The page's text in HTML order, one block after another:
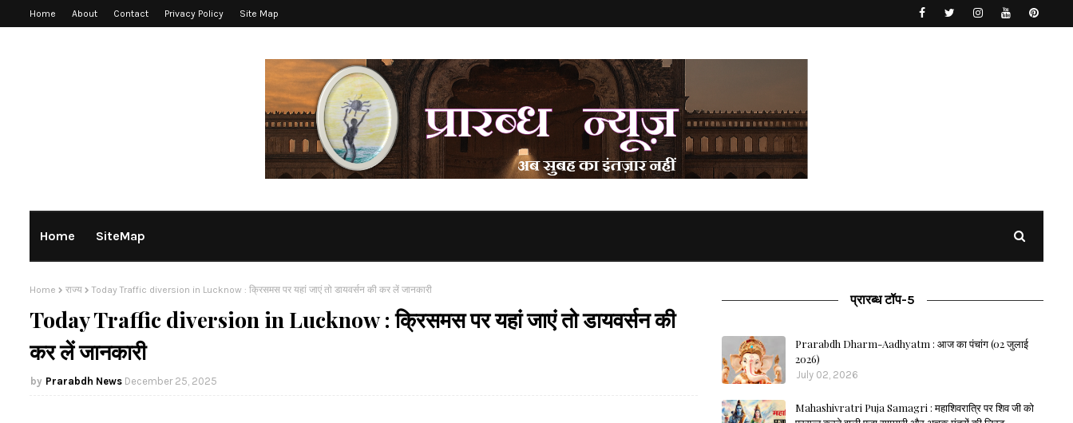
Home About Contact Privacy Policy Site Map
Home SiteMap
Home राज्य Today Traffic diversion in Lucknow : क्रिसमस पर यहां जाएं तो डायवर्सन की कर लें जानकारी
Today Traffic diversion in Lucknow : क्रिसमस पर यहां जाएं तो डायवर्सन की
कर लें जानकारी
Prarabdh News December 25, 2025
प्रारब्ध टॉप-5
Prarabdh Dharm-Aadhyatm : आज का पंचांग (02 जुलाई
2026)
July 02, 2026
Mahashivratri Puja Samagri : महाशिवरात्रि पर शिव जी को